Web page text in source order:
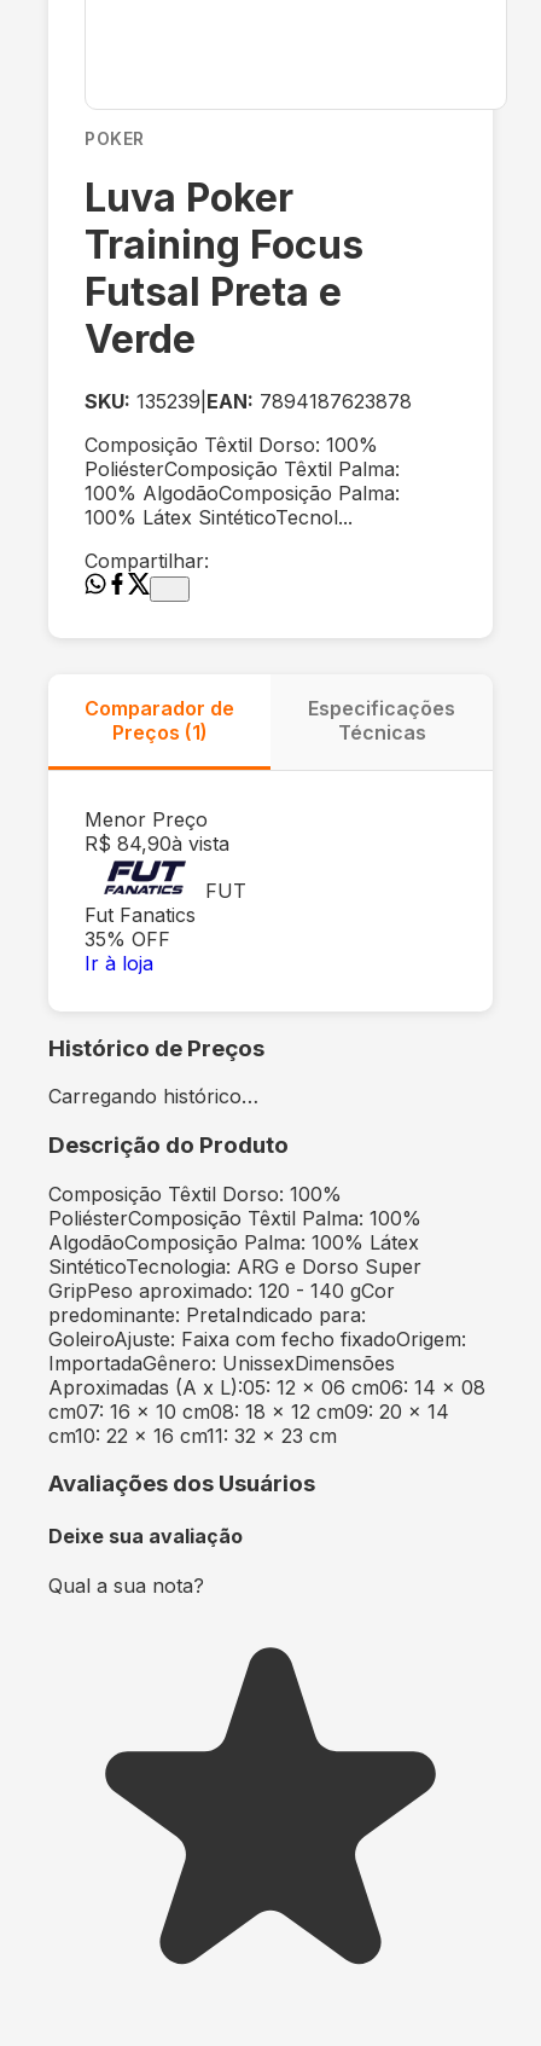
POKER
Luva Poker
Training Focus
Futsal Preta e
Verde
SKU: 135239 EAN: 7894187623878
Composição Têxtil Dorso: 100%
PoliésterComposição Têxtil Palma:
100% AlgodãoComposição Palma:
100% Látex SintéticoTecnol...
Compartilhar:
Comparador de
Preços (1)
Especificações
Técnicas
Menor Preço
R$ 84,90à vista
FUT
Fut Fanatics
35% OFF
Ir à loja
Histórico de Preços
Carregando histórico…
Descrição do Produto
Composição Têxtil Dorso: 100%
PoliésterComposição Têxtil Palma: 100%
AlgodãoComposição Palma: 100% Látex
SintéticoTecnologia: ARG e Dorso Super
GripPeso aproximado: 120 - 140 gCor
predominante: PretaIndicado para:
GoleiroAjuste: Faixa com fecho fixadoOrigem:
ImportadaGênero: UnissexDimensões
Aproximadas (A x L):05: 12 x 06 cm06: 14 x 08
cm07: 16 x 10 cm08: 18 x 12 cm09: 20 x 14
cm10: 22 x 16 cm11: 32 x 23 cm
Avaliações dos Usuários
Deixe sua avaliação
Qual a sua nota?